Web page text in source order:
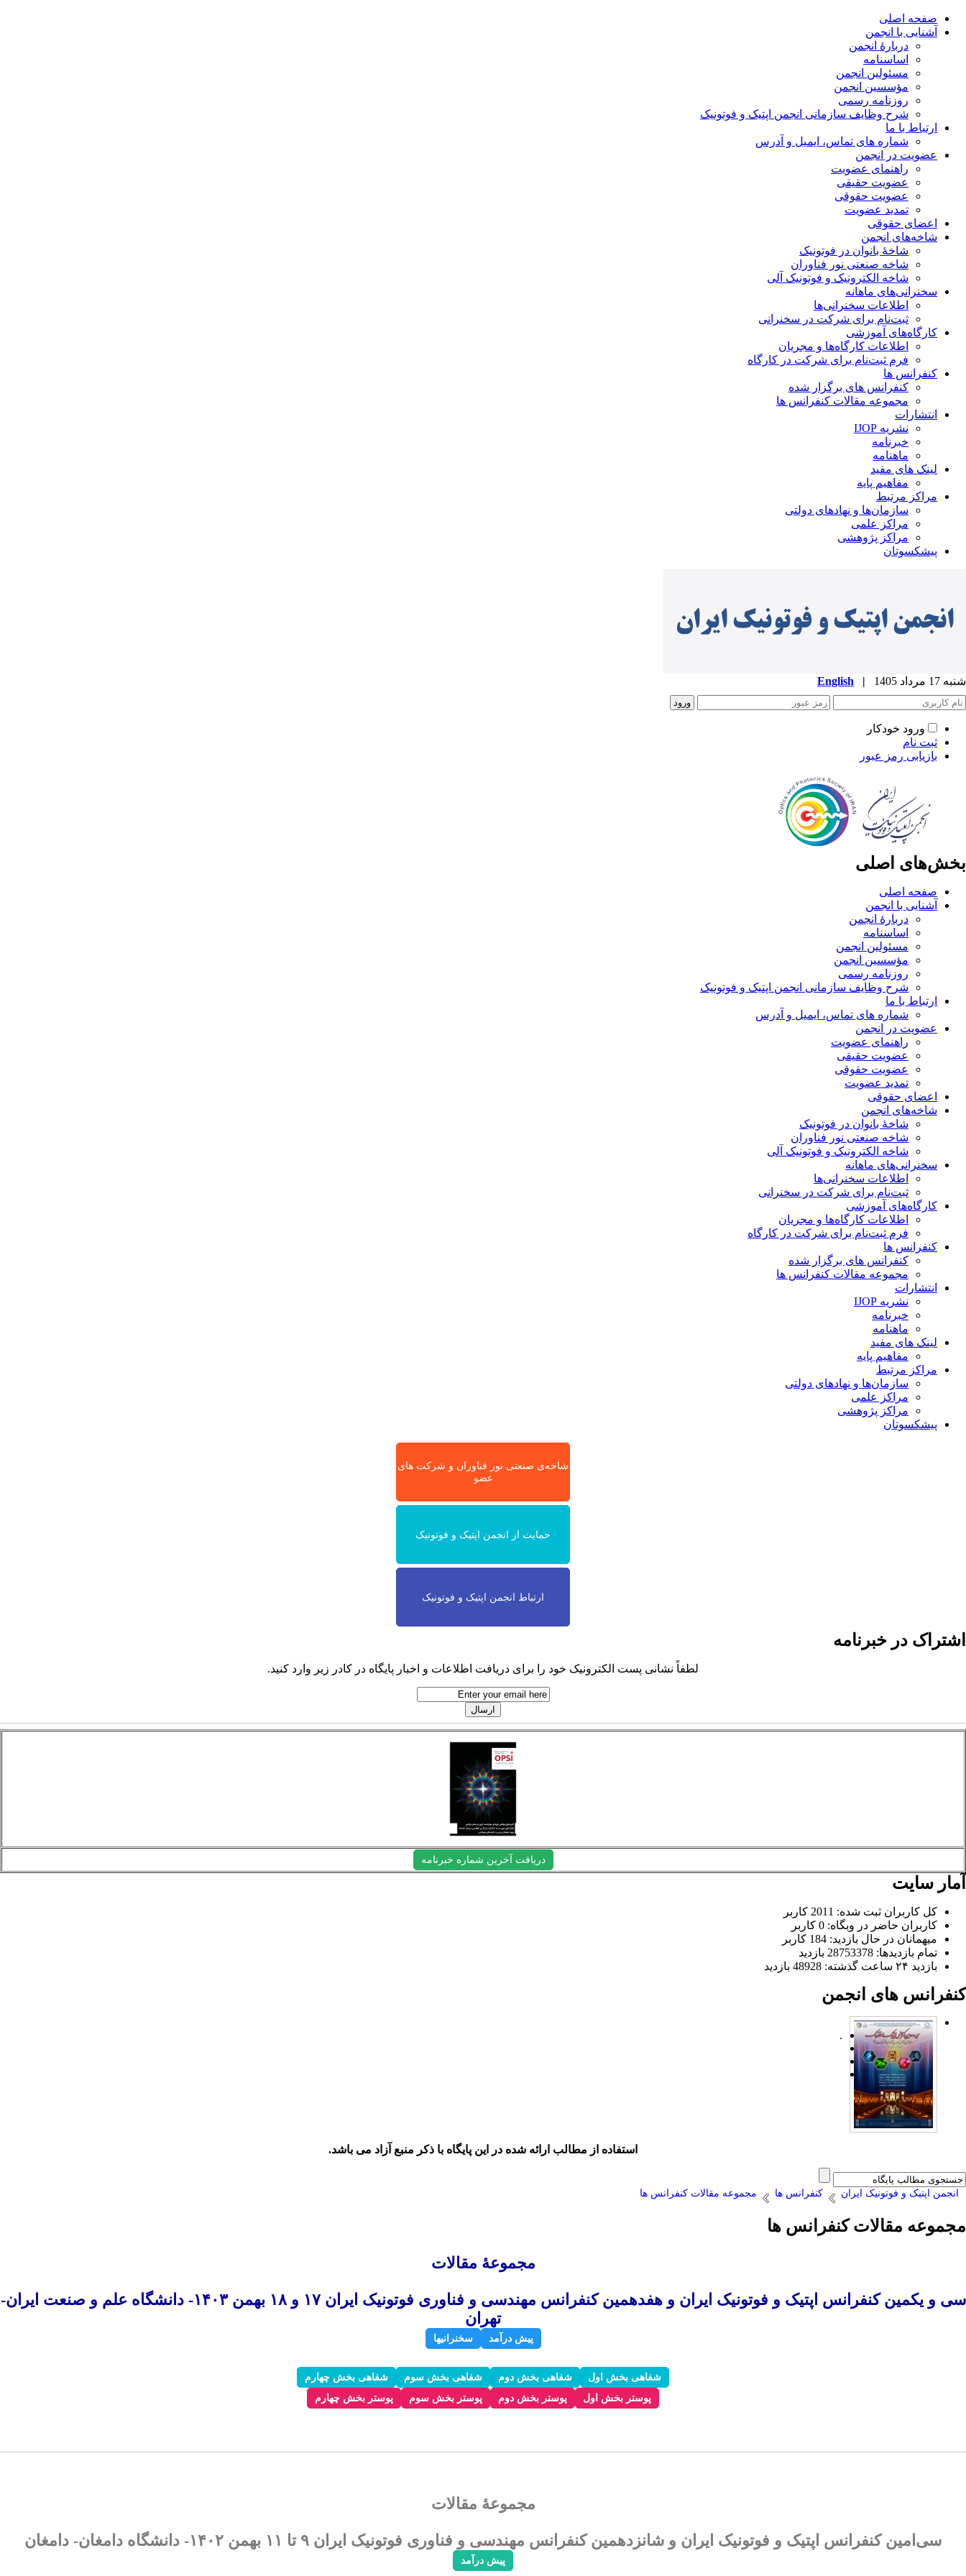
صفحه اصلی
آشنایی با انجمن
دربارۀ انجمن
اساسنامه
مسئولین انجمن
مؤسسین انجمن
روزنامه رسمی
شرح وظایف سازمانی انجمن اپتیک و فوتونیک
ارتباط با ما
شماره های تماس، ایمیل و آدرس
عضویت در انجمن
راهنمای عضویت
عضویت حقیقی
عضویت حقوقی
تمدید عضویت
اعضای حقوقی
شاخه‌های انجمن
شاخۀ بانوان در فوتونیک
شاخه صنعتی نور فناوران
شاخه‌ الکترونیک و فوتونیک آلی
سخنرانی‌های ماهانه
اطلاعات سخنرانی‌‌ها
ثبت‌نام برای شرکت در سخنرانی
کارگاه‌های آموزشی
اطلاعات کارگاه‌ها و مجریان
فرم ثبت‌نام برای شرکت در کارگاه
کنفرانس ها
کنفرانس های برگزار شده
مجموعه مقالات کنفرانس ها
انتشارات
نشریه IJOP
خبرنامه
ماهنامه
لینک های مفید
مفاهیم پایه
مراکز مرتبط
سازمان‌ها و نهادهای دولتی
مراکز علمی
مراکز پژوهشی
پیشکسوتان
شنبه 17 مرداد 1405 |
English
ورود خودکار
ثبت نام
بازیابی رمز عبور
بخش‌های اصلی
صفحه اصلی
آشنایی با انجمن
دربارۀ انجمن
اساسنامه
مسئولین انجمن
مؤسسین انجمن
روزنامه رسمی
شرح وظایف سازمانی انجمن اپتیک و فوتونیک
ارتباط با ما
شماره های تماس، ایمیل و آدرس
عضویت در انجمن
راهنمای عضویت
عضویت حقیقی
عضویت حقوقی
تمدید عضویت
اعضای حقوقی
شاخه‌های انجمن
شاخۀ بانوان در فوتونیک
شاخه صنعتی نور فناوران
شاخه‌ الکترونیک و فوتونیک آلی
سخنرانی‌های ماهانه
اطلاعات سخنرانی‌‌ها
ثبت‌نام برای شرکت در سخنرانی
کارگاه‌های آموزشی
اطلاعات کارگاه‌ها و مجریان
فرم ثبت‌نام برای شرکت در کارگاه
کنفرانس ها
کنفرانس های برگزار شده
مجموعه مقالات کنفرانس ها
انتشارات
نشریه IJOP
خبرنامه
ماهنامه
لینک های مفید
مفاهیم پایه
مراکز مرتبط
سازمان‌ها و نهادهای دولتی
مراکز علمی
مراکز پژوهشی
پیشکسوتان
شاخه‌ی صنعتی نور فناوران و شرکت های
عضو
حمایت از انجمن اپتیک و فوتونیک
ارتباط انجمن اپتیک و فوتونیک
اشتراک در خبرنامه
لطفاً نشانی پست الکترونیک خود را برای دریافت اطلاعات و اخبار پایگاه در کادر زیر وارد کنید.
دریافت آخرین شماره خبرنامه
آمار سایت
کل کاربران ثبت شده: 2011 کاربر
کاربران حاضر در وبگاه: 0 کاربر
میهمانان در حال بازدید: 184 کاربر
تمام بازدید‌ها: 28753378 بازدید
بازدید ۲۴ ساعت گذشته: 48928 بازدید
کنفرانس های انجمن
.
استفاده از مطالب ارائه شده در این پایگاه با ذکر منبع آزاد می باشد.
انجمن اپتیک و فوتونیک ایران کنفرانس ها مجموعه مقالات کنفرانس ها
مجموعه مقالات کنفرانس ها
مجموعۀ مقالات
سی‌ و یکمین کنفرانس اپتیک و فوتونیک ایران و هفدهمین کنفرانس مهندسی و فناوری فوتونیک ایران ۱۷ و ۱۸ بهمن ۱۴۰۳- دانشگاه علم و صنعت ایران-
تهران
پیش درآمد سخنرانیها
شفاهی بخش اول شفاهی بخش دوم شفاهی بخش سوم
شفاهی بخش چهارم
پوستر بخش اول
پوستر بخش دوم پوستر بخش سوم پوستر بخش چهارم
مجموعۀ مقالات
سی‌امین کنفرانس اپتیک و فوتونیک ایران و شانزدهمین کنفرانس مهندسی و فناوری فوتونیک ایران ۹ تا ۱۱ بهمن ۱۴۰۲- دانشگاه دامغان- دامغان
پیش درآمد